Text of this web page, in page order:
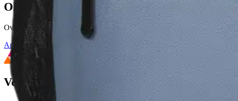
Oletko tyytyväinen tuotetietoihin?
Ovatko tuotetiedot riittävät? Jos tuotetiedoissa on puutteita tai niitä voisi
Anna palautetta Avautuu uuteen välilehteen
Verkkokauppa